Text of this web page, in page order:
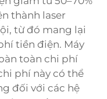
thành laser
từ đó mang lại
tiền điện. Máy
toàn chi phí
phí này có thể
đối với các hệ